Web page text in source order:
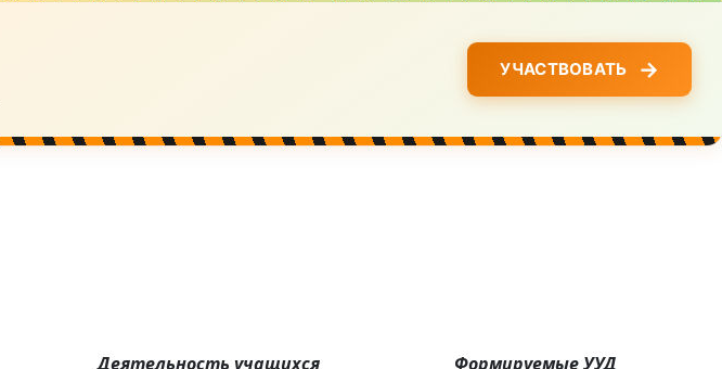
УЧАСТВОВАТЬ →
Деятельность учащихся
Формируемые УУД